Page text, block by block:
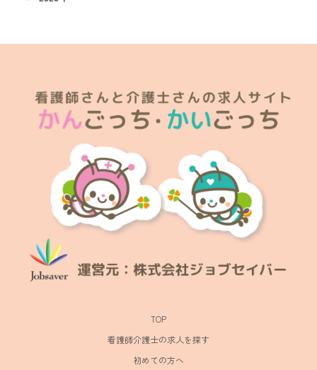
TOP
看護師介護士の求人を探す
初めての方へ